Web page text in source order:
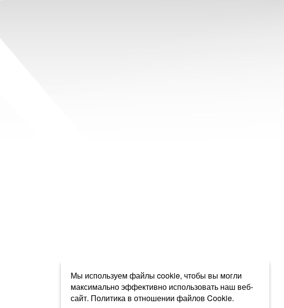
Мы используем файлы cookie, чтобы вы могли
максимально эффективно использовать наш веб-
сайт. Политика в отношении файлов Cookie.